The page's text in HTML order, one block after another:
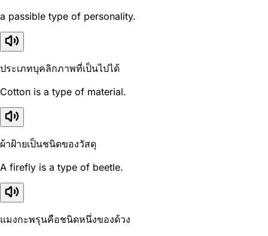
a passible type of personality.
ประเภทบุคลิกภาพที่เป็นไปได้
Cotton is a type of material.
ผ้าฝ้ายเป็นชนิดของวัสดุ
A firefly is a type of beetle.
แมงกะพรุนคือชนิดหนึ่งของด้วง